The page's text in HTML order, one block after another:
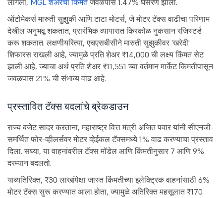
लागला, MGL शेअरची किंमतजवळपास 1.47% घसरण झाली.
ऑटोमेकर्स मारुती सुझुकी आणि टाटा मोटर्स, जे मोटर टॅक्स वाढीचा परिणाम
देखील अनुभवू शकतात, प्रारंभिक व्यापारात किरकोळ नुकसान रजिस्टर्ड
करू शकतात. लक्षणीयरित्या, एचएसबीसीने मारुती सुझुकीवर 'खरेदी'
शिफारस राखली आहे, ज्यामुळे प्रति शेअर ₹14,000 ची लक्ष्य किंमत सेट
झाली आहे, ज्याचा अर्थ प्रति शेअर ₹11,551 च्या वर्तमान मार्केट किंमतीपासून
जवळपास 21% ची संभाव्य वाढ आहे.
प्रस्तावित टॅक्स बदलांचे ब्रेकडाउन
राज्य बजेट सादर करताना, महाराष्ट्र वित्त मंत्री अजित पवार यांनी सीएनजी-
समर्थित फोर-व्हीलर्सवर मोटर व्हेईकल टॅक्समध्ये 1% वाढ करण्याचा प्रस्ताव
दिला. सध्या, या वाहनांवरील टॅक्स मॉडेल आणि किंमतीनुसार 7 आणि 9%
दरम्यान बदलतो.
याव्यतिरिक्त, ₹30 लाखांपेक्षा जास्त किंमतीच्या इलेक्ट्रिक वाहनांसाठी 6%
मोटर टॅक्स सुरू करण्यात आला होता, ज्यामुळे अतिरिक्त महसूलात ₹170